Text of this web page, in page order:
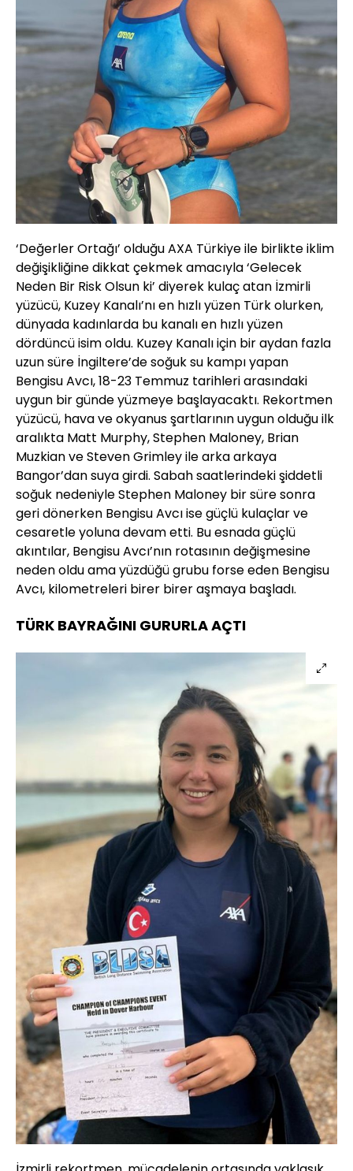
‘Değerler Ortağı’ olduğu AXA Türkiye ile birlikte iklim
değişikliğine dikkat çekmek amacıyla ‘Gelecek
Neden Bir Risk Olsun ki’ diyerek kulaç atan İzmirli
yüzücü, Kuzey Kanalı’nı en hızlı yüzen Türk olurken,
dünyada kadınlarda bu kanalı en hızlı yüzen
dördüncü isim oldu. Kuzey Kanalı için bir aydan fazla
uzun süre İngiltere’de soğuk su kampı yapan
Bengisu Avcı, 18-23 Temmuz tarihleri arasındaki
uygun bir günde yüzmeye başlayacaktı. Rekortmen
yüzücü, hava ve okyanus şartlarının uygun olduğu ilk
aralıkta Matt Murphy, Stephen Maloney, Brian
Muzkian ve Steven Grimley ile arka arkaya
Bangor’dan suya girdi. Sabah saatlerindeki şiddetli
soğuk nedeniyle Stephen Maloney bir süre sonra
geri dönerken Bengisu Avcı ise güçlü kulaçlar ve
cesaretle yoluna devam etti. Bu esnada güçlü
akıntılar, Bengisu Avcı’nın rotasının değişmesine
neden oldu ama yüzdüğü grubu forse eden Bengisu
Avcı, kilometreleri birer birer aşmaya başladı.
TÜRK BAYRAĞINI GURURLA AÇTI